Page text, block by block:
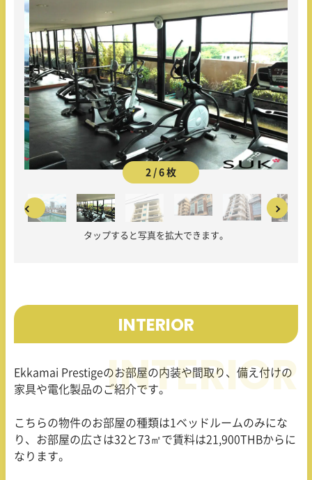
2 / 6 枚
タップすると写真を拡大できます。
INTERIOR
Ekkamai Prestigeのお部屋の内装や間取り、備え付けの
家具や電化製品のご紹介です。
こちらの物件のお部屋の種類は1ベッドルームのみにな
り、お部屋の広さは32と73㎡で賃料は21,900THBからに
なります。